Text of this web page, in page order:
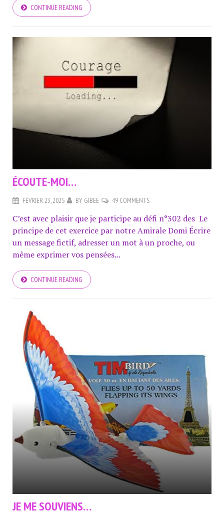
CONTINUE READING
ÉCOUTE-MOI…
FÉVRIER 23, 2025 BY GIBEE 49 COMMENTS
C’est avec plaisir que je participe au défi n°302 des Le
principe de cet exercice par notre Amirale Domi Écrire
un message fictif, adresser un mot à un proche, ou
même exprimer vos pensées...
CONTINUE READING
JE ME SOUVIENS…